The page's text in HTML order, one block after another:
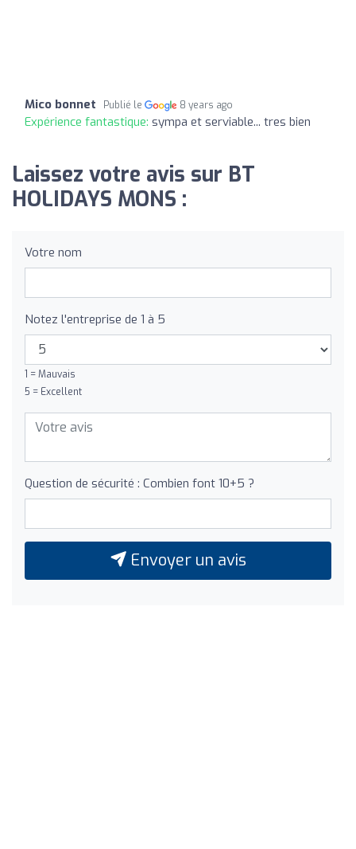
Mico bonnet Publié le 8 years ago
Expérience fantastique: sympa et serviable... tres bien
Laissez votre avis sur BT
HOLIDAYS MONS :
Votre nom
Notez l'entreprise de 1 à 5
1 = Mauvais
5 = Excellent
Question de sécurité : Combien font 10+5 ?
Envoyer un avis